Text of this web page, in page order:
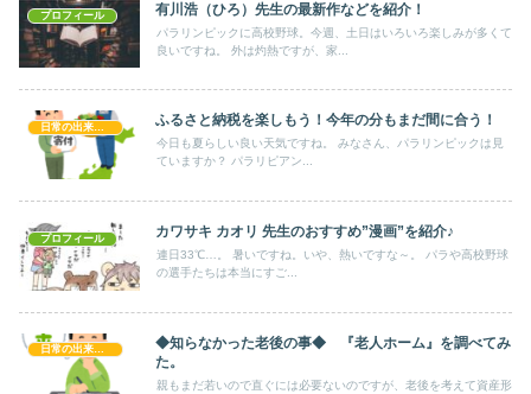
プロフィール 有川浩（ひろ）先生の最新作などを紹介！
パラリンピックに高校野球。今週、土日はいろいろ楽しみが多くて
良いですね。 外は灼熱ですが、家...
ふるさと納税を楽しもう！今年の分もまだ間に合う！
今日も夏らしい良い天気ですね。 みなさん、パラリンピックは見
ていますか？ パラリピアン...
プロフィール カワサキ カオリ 先生のおすすめ”漫画”を紹介♪
連日33℃…。 暑いですね。いや、熱いですな～。 パラや高校野球
の選手たちは本当にすご...
日常の出来事！！
◆知らなかった老後の事◆ 『老人ホーム』を調べてみ
た。
親もまだ若いので直ぐには必要ないのですが、老後を考えて資産形